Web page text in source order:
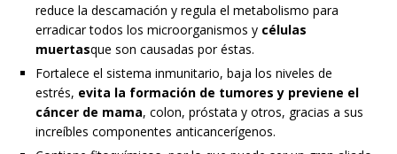
reduce la descamación y regula el metabolismo para
erradicar todos los microorganismos y células
muertasque son causadas por éstas.
Fortalece el sistema inmunitario, baja los niveles de
estrés, evita la formación de tumores y previene el
cáncer de mama, colon, próstata y otros, gracias a sus
increíbles componentes anticancerígenos.